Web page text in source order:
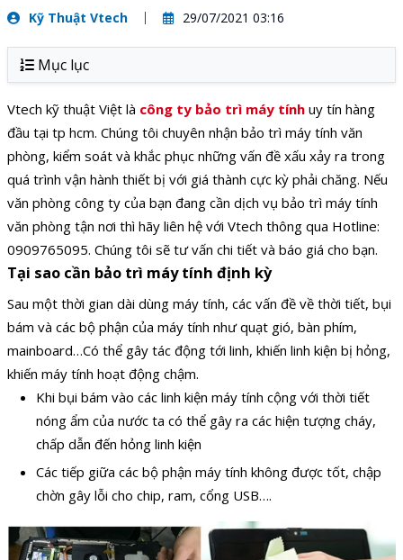
Kỹ Thuật Vtech 29/07/2021 03:16
Mục lục
Vtech kỹ thuật Việt là công ty bảo trì máy tính uy tín hàng
đầu tại tp hcm. Chúng tôi chuyên nhận bảo trì máy tính văn
phòng, kiểm soát và khắc phục những vấn đề xấu xảy ra trong
quá trình vận hành thiết bị với giá thành cực kỳ phải chăng. Nếu
văn phòng công ty của bạn đang cần dịch vụ bảo trì máy tính
văn phòng tận nơi thì hãy liên hệ với Vtech thông qua Hotline:
0909765095. Chúng tôi sẽ tư vấn chi tiết và báo giá cho bạn.
Tại sao cần bảo trì máy tính định kỳ
Sau một thời gian dài dùng máy tính, các vấn đề về thời tiết, bụi
bám và các bộ phận của máy tính như quạt gió, bàn phím,
mainboard…Có thể gây tác động tới linh, khiến linh kiện bị hỏng,
khiến máy tính hoạt động chậm.
Khi bụi bám vào các linh kiện máy tính cộng với thời tiết
nóng ẩm của nước ta có thể gây ra các hiện tượng cháy,
chấp dẫn đến hỏng linh kiện
Các tiếp giữa các bộ phận máy tính không được tốt, chập
chờn gây lỗi cho chip, ram, cổng USB….